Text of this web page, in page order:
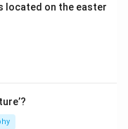
located on the easter